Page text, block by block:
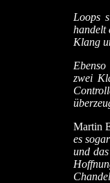
Loops
handelt
Klang
zwei
Martin
es
und